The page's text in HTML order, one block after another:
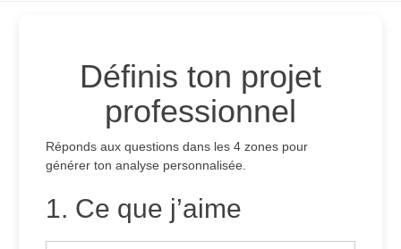
Définis ton projet
professionnel
Réponds aux questions dans les 4 zones pour
générer ton analyse personnalisée.
1. Ce que j’aime